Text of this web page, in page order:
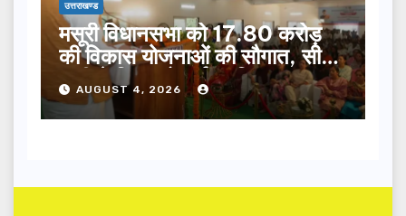
उत्तराखण्ड
मसूरी विधानसभा को 17.80 करोड़
की विकास योजनाओं की सौगात, सीएम
धामी ने किया लोकार्पण-शिलान्यास.
AUGUST 4, 2026